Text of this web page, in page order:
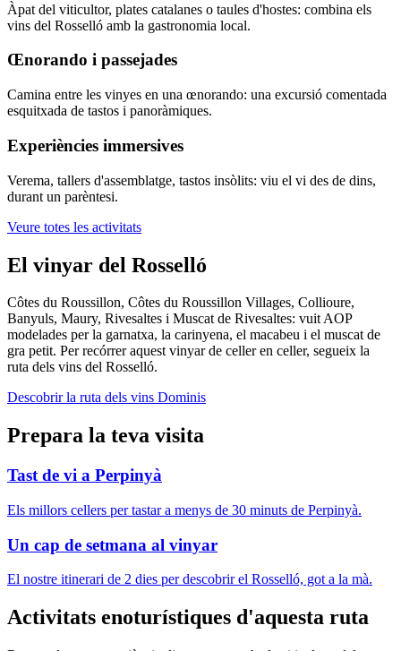
Àpat del viticultor, plates catalanes o taules d'hostes: combina els
vins del Rosselló amb la gastronomia local.
Œnorando i passejades
Camina entre les vinyes en una œnorando: una excursió comentada
esquitxada de tastos i panoràmiques.
Experiències immersives
Verema, tallers d'assemblatge, tastos insòlits: viu el vi des de dins,
durant un parèntesi.
Veure totes les activitats
El vinyar del Rosselló
Côtes du Roussillon, Côtes du Roussillon Villages, Collioure,
Banyuls, Maury, Rivesaltes i Muscat de Rivesaltes: vuit AOP
modelades per la garnatxa, la carinyena, el macabeu i el muscat de
gra petit. Per recórrer aquest vinyar de celler en celler, segueix la
ruta dels vins del Rosselló.
Descobrir la ruta dels vins Dominis
Prepara la teva visita
Tast de vi a Perpinyà
Els millors cellers per tastar a menys de 30 minuts de Perpinyà.
Un cap de setmana al vinyar
El nostre itinerari de 2 dies per descobrir el Rosselló, got a la mà.
Activitats enoturístiques d'aquesta ruta